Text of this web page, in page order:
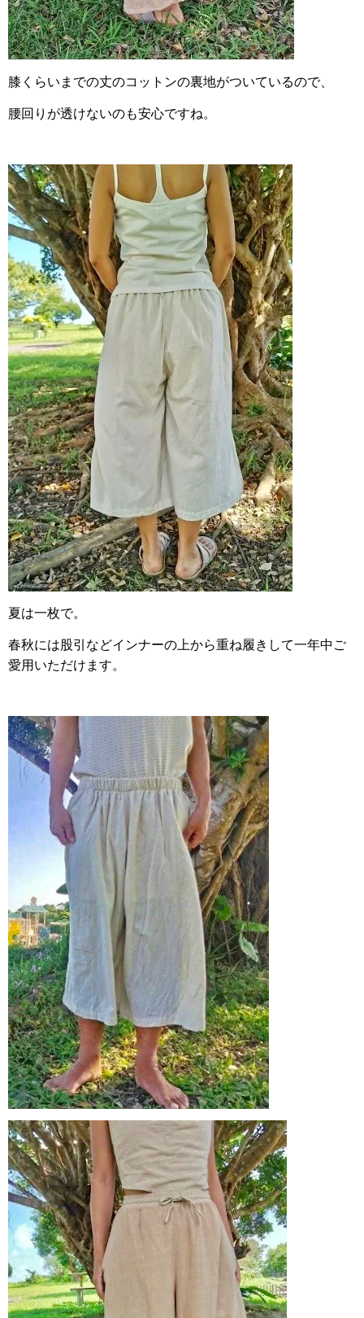
膝くらいまでの丈のコットンの裏地がついているので、
腰回りが透けないのも安心ですね。
夏は一枚で。
春秋には股引などインナーの上から重ね履きして一年中ご
愛用いただけます。